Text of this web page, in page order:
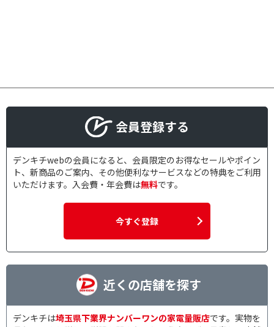
会員登録する
デンキチwebの会員になると、会員限定のお得なセールやポイン
ト、新商品のご案内、その他便利なサービスなどの特典をご利用
いただけます。入会費・年会費は無料です。
今すぐ登録
近くの店舗を探す
デンキチは埼玉県下業界ナンバーワンの家電量販店です。実物を